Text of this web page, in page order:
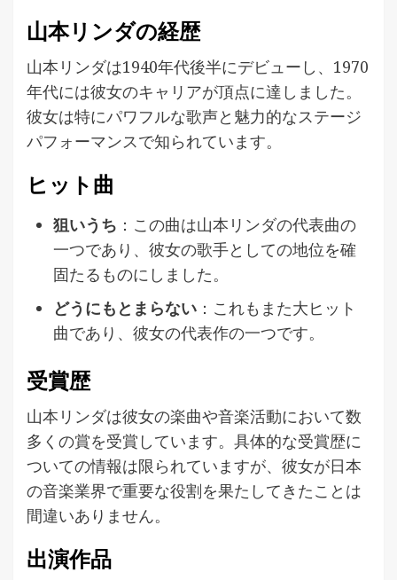
山本リンダの経歴
山本リンダは1940年代後半にデビューし、1970
年代には彼女のキャリアが頂点に達しました。
彼女は特にパワフルな歌声と魅力的なステージ
パフォーマンスで知られています。
ヒット曲
狙いうち ：この曲は山本リンダの代表曲の
一つであり、彼女の歌手としての地位を確
固たるものにしました。
どうにもとまらない ：これもまた大ヒット
曲であり、彼女の代表作の一つです。
受賞歴
山本リンダは彼女の楽曲や音楽活動において数
多くの賞を受賞しています。具体的な受賞歴に
ついての情報は限られていますが、彼女が日本
の音楽業界で重要な役割を果たしてきたことは
間違いありません。
出演作品